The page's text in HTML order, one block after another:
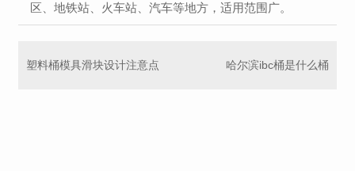
区、地铁站、火车站、汽车等地方，适用范围广。
塑料桶模具滑块设计注意点 哈尔滨ibc桶是什么桶